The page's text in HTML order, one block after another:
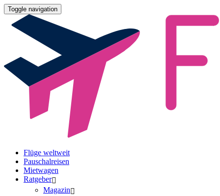
Toggle navigation
Flüge weltweit
Pauschalreisen
Mietwagen
Ratgeber
Magazin